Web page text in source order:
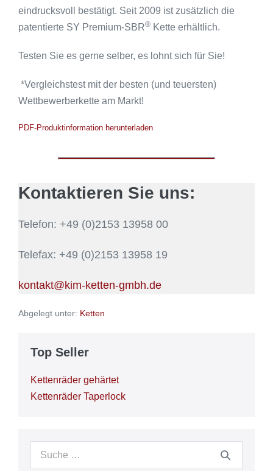
eindrucksvoll bestätigt. Seit 2009 ist zusätzlich die
patentierte SY Premium-SBR® Kette erhältlich.
Testen Sie es gerne selber, es lohnt sich für Sie!
*Vergleichstest mit der besten (und teuersten)
Wettbewerberkette am Markt!
PDF-Produktinformation herunterladen
Kontaktieren Sie uns:
Telefon: +49 (0)2153 13958 00
Telefax: +49 (0)2153 13958 19
kontakt@kim-ketten-gmbh.de
Abgelegt unter: Ketten
Top Seller
Kettenräder gehärtet
Kettenräder Taperlock
Suche